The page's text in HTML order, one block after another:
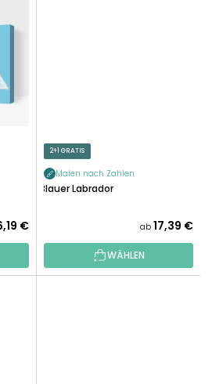
€
2+1 GRATIS
Malen nach Zahlen
Blauer Labrador
ab 17,39 €
WÄHLEN